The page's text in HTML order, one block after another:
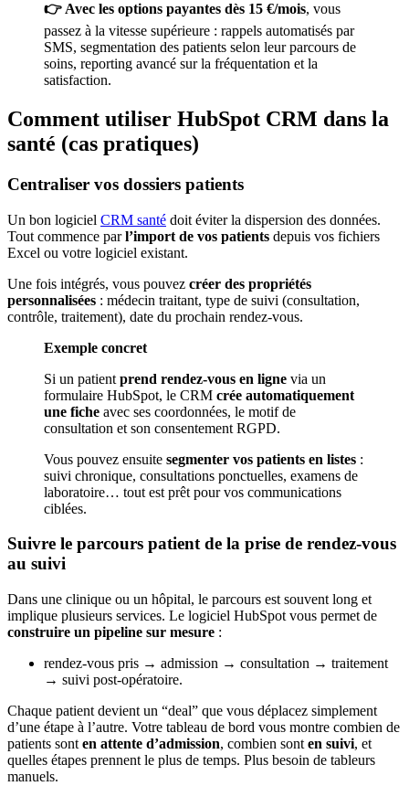
👉 Avec les options payantes dès 15 €/mois, vous
passez à la vitesse supérieure : rappels automatisés par
SMS, segmentation des patients selon leur parcours de
soins, reporting avancé sur la fréquentation et la
satisfaction.
Comment utiliser HubSpot CRM dans la
santé (cas pratiques)
Centraliser vos dossiers patients
Un bon logiciel CRM santé doit éviter la dispersion des données.
Tout commence parl’import de vos patients depuis vos fichiers
Excel ou votre logiciel existant.
Une fois intégrés, vous pouvez créer des propriétés
personnalisées : médecin traitant, type de suivi (consultation,
contrôle, traitement), date du prochain rendez-vous.
Exemple concret
Si un patient prend rendez-vous en ligne via un
formulaire HubSpot, le CRM crée automatiquement
une fiche avec ses coordonnées, le motif de
consultation et son consentement RGPD.
Vous pouvez ensuite segmenter vos patients en listes :
suivi chronique, consultations ponctuelles, examens de
laboratoire… tout est prêt pour vos communications
ciblées.
Suivre le parcours patient de la prise de rendez-vous
au suivi
Dans une clinique ou un hôpital, le parcours est souvent long et
implique plusieurs services. Le logiciel HubSpot vous permet de
construire un pipeline sur mesure :
rendez-vous pris → admission → consultation → traitement
→ suivi post-opératoire.
Chaque patient devient un “deal” que vous déplacez simplement
d’une étape à l’autre. Votre tableau de bord vous montre combien de
patients sont en attente d’admission, combien sont en suivi, et
quelles étapes prennent le plus de temps. Plus besoin de tableurs
manuels.